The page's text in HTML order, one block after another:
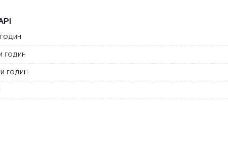
годин
годин